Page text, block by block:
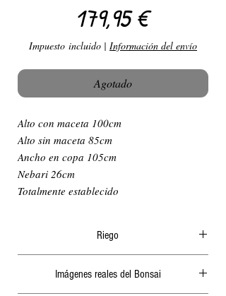
179,95 €Precio
Impuesto incluido | Información del envío
Agotado
Alto con maceta 100cm
Alto sin maceta 85cm
Ancho en copa 105cm
Nebari 26cm
Totalmente establecido
Riego
abundante, generalmente por la mañana o a
ultima hora de la tarde, nunca cuando le de el
Imágenes reales del Bonsai